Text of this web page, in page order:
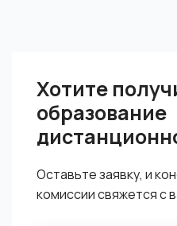
Хотите
образование
Оставьте заявку, и
комиссии свяжется с